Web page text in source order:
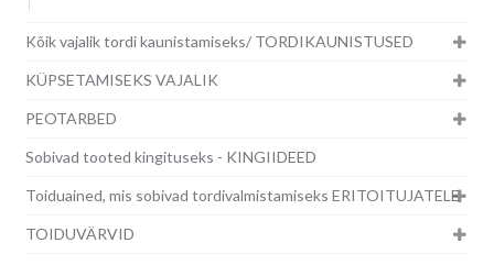
Kõik vajalik tordi kaunistamiseks/ TORDIKAUNISTUSED
KÜPSETAMISEKS VAJALIK
PEOTARBED
Sobivad tooted kingituseks - KINGIIDEED
Toiduained, mis sobivad tordivalmistamiseks ERITOITUJATELE
TOIDUVÄRVID